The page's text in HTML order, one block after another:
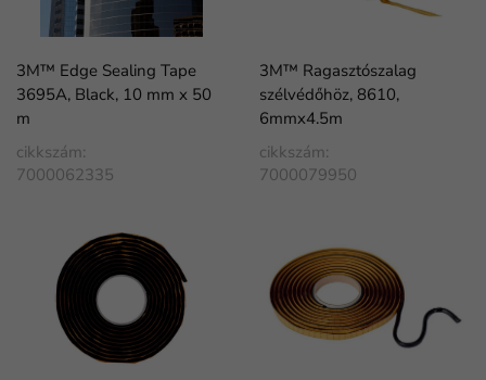
3M™ Edge Sealing Tape
3695A, Black, 10 mm x 50
m
cikkszám:
7000062335
3M™ Ragasztószalag
szélvédőhöz, 8610,
6mmx4.5m
cikkszám:
7000079950